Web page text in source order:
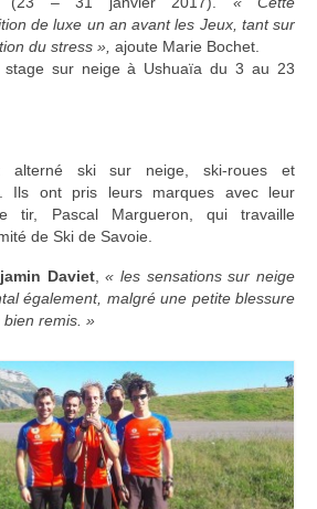
de luxe un an avant les Jeux, tant sur
du stress », ajoute Marie Bochet.
sur neige à Ushuaïa du 3 au 23
alterné ski sur neige, ski-roues et
Ils ont pris leurs marques avec leur
tir, Pascal Margueron, qui travaille
de Ski de Savoie.
Daviet,« les sensations sur neige
également, malgré une petite blessure
bien remis. »